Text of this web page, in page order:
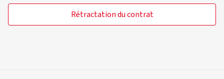
Rétractation du contrat